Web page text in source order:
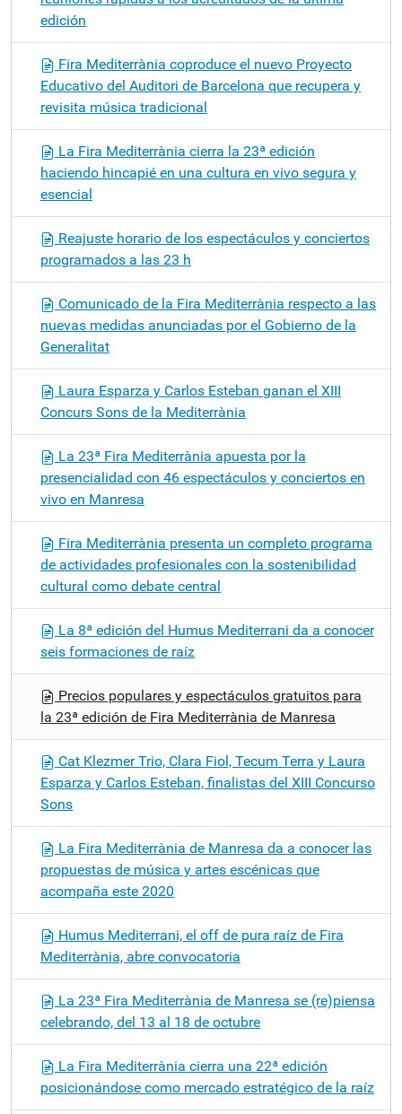
edición
Fira Mediterrània coproduce el nuevo Proyecto
Educativo del Auditori de Barcelona que recupera y
revisita música tradicional
La Fira Mediterrània cierra la 23ª edición
haciendo hincapié en una cultura en vivo segura y
esencial
Reajuste horario de los espectáculos y conciertos
programados a las 23 h
Comunicado de la Fira Mediterrània respecto a las
nuevas medidas anunciadas por el Gobierno de la
Generalitat
Laura Esparza y Carlos Esteban ganan el XIII
Concurs Sons de la Mediterrània
La 23ª Fira Mediterrània apuesta por la
presencialidad con 46 espectáculos y conciertos en
vivo en Manresa
Fira Mediterrània presenta un completo programa
de actividades profesionales con la sostenibilidad
cultural como debate central
La 8ª edición del Humus Mediterrani da a conocer
seis formaciones de raíz
Precios populares y espectáculos gratuitos para
la 23ª edición de Fira Mediterrània de Manresa
Cat Klezmer Trio, Clara Fiol, Tecum Terra y Laura
Esparza y Carlos Esteban, finalistas del XIII Concurso
Sons
La Fira Mediterrània de Manresa da a conocer las
propuestas de música y artes escénicas que
acompaña este 2020
Humus Mediterrani, el off de pura raíz de Fira
Mediterrània, abre convocatoria
La 23ª Fira Mediterrània de Manresa se (re)piensa
celebrando, del 13 al 18 de octubre
La Fira Mediterrània cierra una 22ª edición
posicionándose como mercado estratégico de la raíz